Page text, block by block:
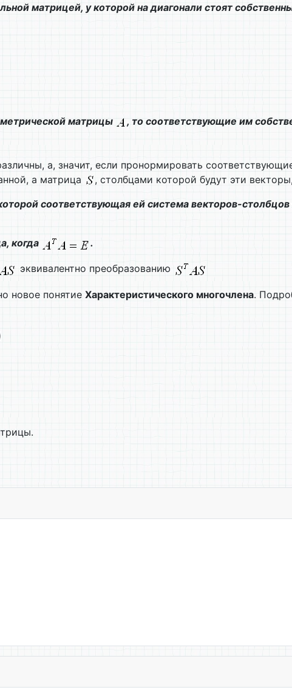
матрицей, у которой на диагонали стоят
матрицы , то соответствующие им
а, значит, если пронормировать
а матрица , столбцами которой будут эти
соответствующая ей система векторов-
когда .
эквивалентно преобразованию
новое понятие Характеристического многочлена.